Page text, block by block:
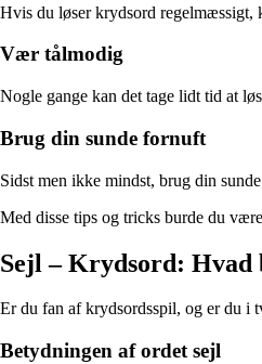
Hvis du løser krydsord regelmæssigt,
Vær tålmodig
Nogle gange kan det tage lidt tid at
Brug din sunde fornuft
Sidst men ikke mindst, brug din
Med disse tips og tricks burde du
Sejl – Krydsord: Hvad
Er du fan af krydsordsspil, og er du i
Betydningen af ordet sejl